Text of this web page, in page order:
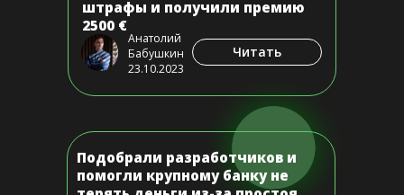
штрафы и получили премию
2500 €
Читать
Подобрали разработчиков и
помогли крупному банку не
Анатолий
Бабушкин
23.10.2023